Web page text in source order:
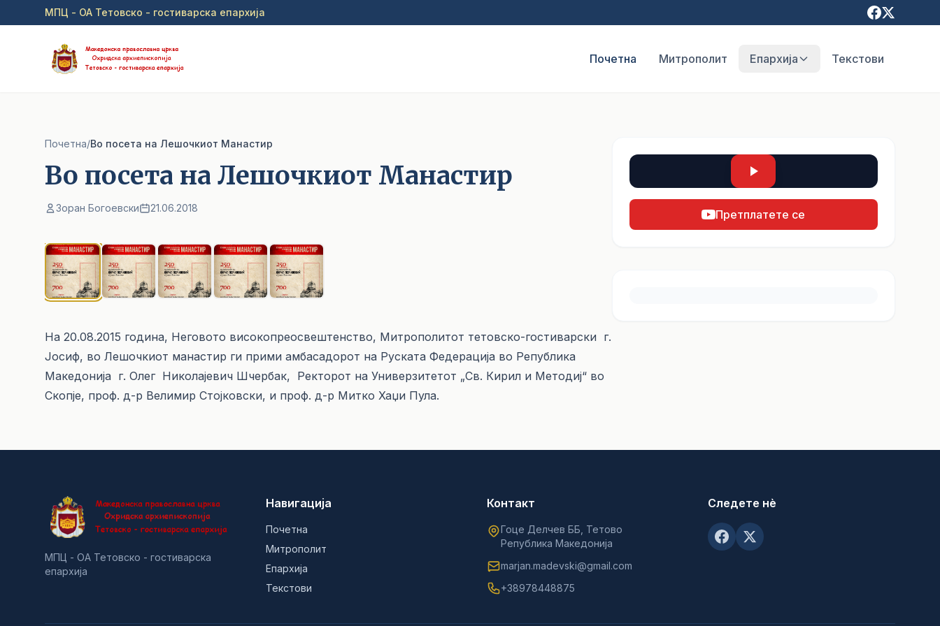
Прејди на главна содржина
МПЦ - ОА Тетовско - гостиварска епархија
Почетна Митрополит Епархија Текстови
Почетна/Во посета на Лешочкиот Манастир
Во посета на Лешочкиот Манастир
Зоран Богоевски 21.06.2018
На 20.08.2015 година, Неговото високопреосвештенство, Митрополитот тетовско-гостиварски г.
Јосиф, во Лешочкиот манастир ги прими амбасадорот на Руската Федерација во Република
Македонија г. Олег Николајевич Шчербак, Ректорот на Универзитетот „Св. Кирил и Методиј“ во
Скопје, проф. д-р Велимир Стојковски, и проф. д-р Митко Хаџи Пула.
Претплатете се
МПЦ - ОА Тетовско - гостиварска
епархија
Навигација
Почетна
Митрополит
Епархија
Текстови
Контакт
Гоце Делчев ББ, Тетово
Република Македонија
marjan.madevski@gmail.com
+38978448875
Следете нè